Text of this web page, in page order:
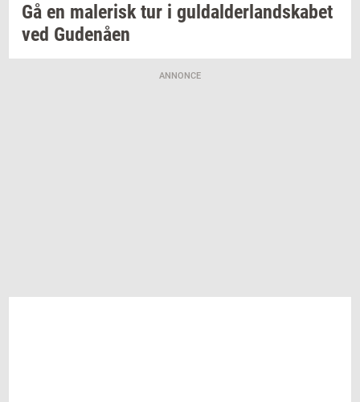
Gå en ma­le­risktur i gul­dal­der­land­ska­bet
ved Gu­denå­en
ANNONCE